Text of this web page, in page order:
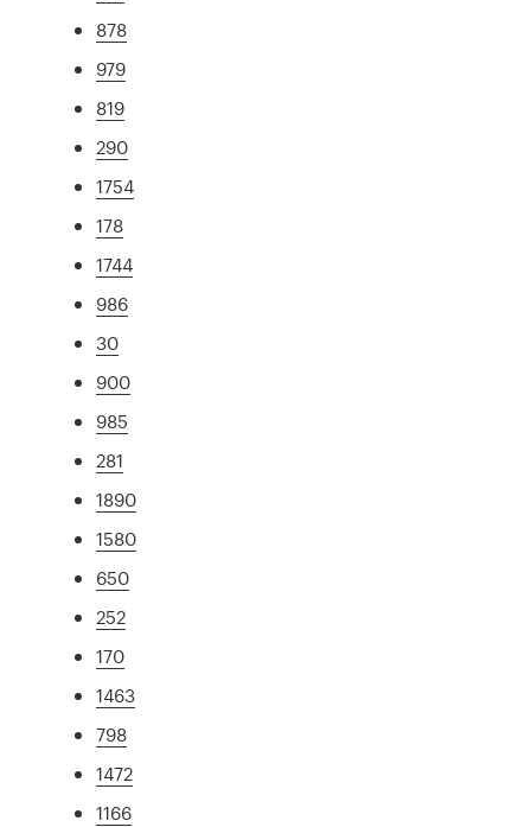
878
979
819
290
1754
178
1744
986
30
900
985
281
1890
1580
650
252
170
1463
798
1472
1166